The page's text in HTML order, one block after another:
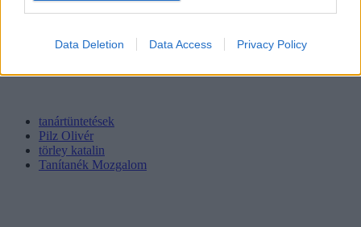
Data Deletion Data Access Privacy Policy
tanártüntetések
Pilz Olivér
törley katalin
Tanítanék Mozgalom